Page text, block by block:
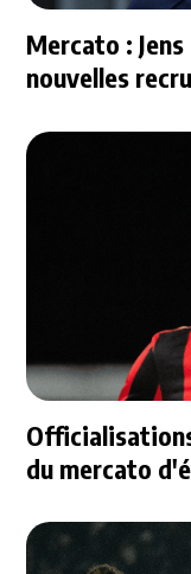
Mercato :
nouvelles
du mercato